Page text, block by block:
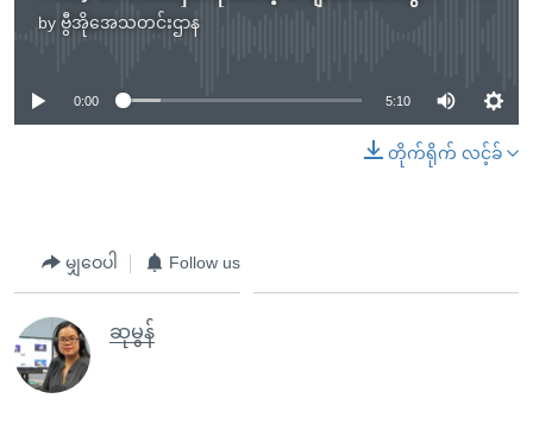
by ဗွီအိုအေသတင်းဌာန
No media source currently available
0:00 5:10
တိုက်ရိုက် လင့်ခ်
မျှဝေပါ Follow us
ဆုမွန်